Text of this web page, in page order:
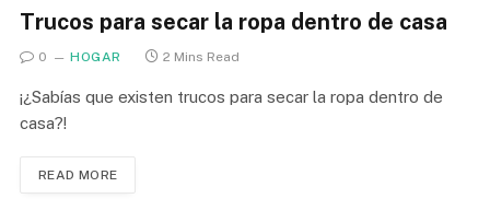
Trucos para secar la ropa dentro de casa
0 HOGAR 2 Mins Read
¡¿Sabías que existen trucos para secar la ropa dentro de
casa?!
READ MORE